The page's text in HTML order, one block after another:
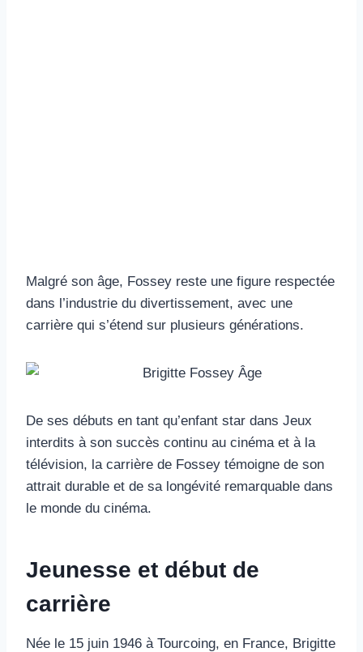
Malgré son âge, Fossey reste une figure respectée
dans l’industrie du divertissement, avec une
carrière qui s’étend sur plusieurs générations.
De ses débuts en tant qu’enfant star dans Jeux
interdits à son succès continu au cinéma et à la
télévision, la carrière de Fossey témoigne de son
attrait durable et de sa longévité remarquable dans
le monde du cinéma.
Jeunesse et début de
carrière
Née le 15 juin 1946 à Tourcoing, en France, Brigitte